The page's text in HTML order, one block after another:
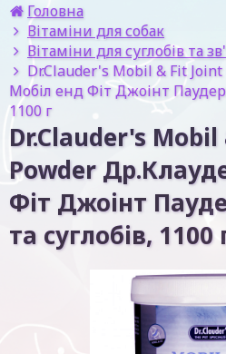
Головна
Вітаміни для собак
Вітаміни для суглобів та
Dr.Clauder's Mobil & Fit
Мобіл енд Фіт Джоінт Паудер
1100 г
Dr.Clauder's
Powder
Фіт Джоінт
та суглобів, 1100